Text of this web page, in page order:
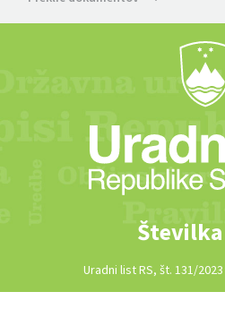
Uradni list RS, št. 131/